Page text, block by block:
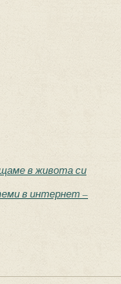
в живота си
в интернет –